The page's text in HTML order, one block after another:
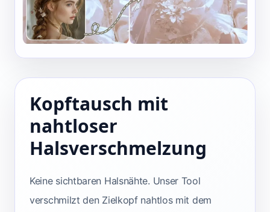
Kopftausch mit
nahtloser
Halsverschmelzung
Keine sichtbaren Halsnähte. Unser Tool
verschmilzt den Zielkopf nahtlos mit dem